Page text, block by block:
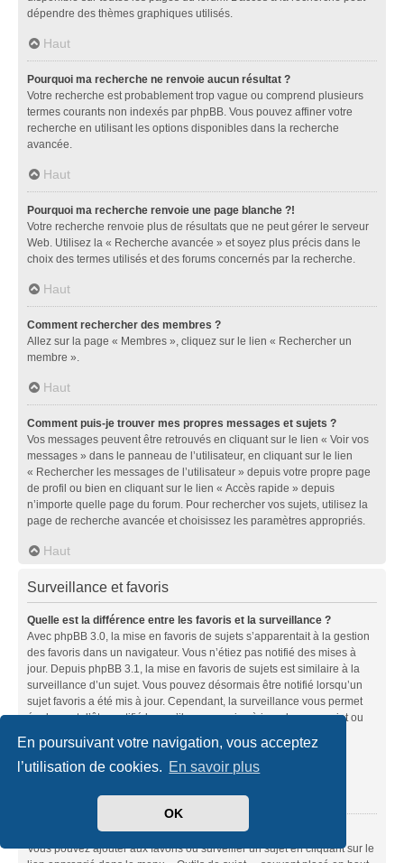
En poursuivant votre navigation, vous acceptez
l’utilisation de cookies. En savoir plus
OK
dépendre des thèmes graphiques utilisés.
Haut
Pourquoi ma recherche ne renvoie aucun résultat ?
Votre recherche est probablement trop vague ou comprend plusieurs
termes courants non indexés par phpBB. Vous pouvez affiner votre
recherche en utilisant les options disponibles dans la recherche
avancée.
Haut
Pourquoi ma recherche renvoie une page blanche ?!
Votre recherche renvoie plus de résultats que ne peut gérer le serveur
Web. Utilisez la « Recherche avancée » et soyez plus précis dans le
choix des termes utilisés et des forums concernés par la recherche.
Haut
Comment rechercher des membres ?
Allez sur la page « Membres », cliquez sur le lien « Rechercher un
membre ».
Haut
Comment puis-je trouver mes propres messages et sujets ?
Vos messages peuvent être retrouvés en cliquant sur le lien « Voir vos
messages » dans le panneau de l’utilisateur, en cliquant sur le lien
« Rechercher les messages de l’utilisateur » depuis votre propre page
de profil ou bien en cliquant sur le lien « Accès rapide » depuis
n’importe quelle page du forum. Pour rechercher vos sujets, utilisez la
page de recherche avancée et choisissez les paramètres appropriés.
Haut
Surveillance et favoris
Quelle est la différence entre les favoris et la surveillance ?
Avec phpBB 3.0, la mise en favoris de sujets s’apparentait à la gestion
des favoris dans un navigateur. Vous n’étiez pas notifié des mises à
jour. Depuis phpBB 3.1, la mise en favoris de sujets est similaire à la
surveillance d’un sujet. Vous pouvez désormais être notifié lorsqu’un
sujet favoris a été mis à jour. Cependant, la surveillance vous permet
également d’être notifié lorsqu’il y a une mise à jour dans un sujet ou
surveillances peuvent être configurées depuis le panneau de
l’utilisateur dans l’onglet « Préférences du forum ».
Comment mettre en favoris ou surveiller des sujets ?
Vous pouvez ajouter aux favoris ou surveiller un sujet en cliquant sur le